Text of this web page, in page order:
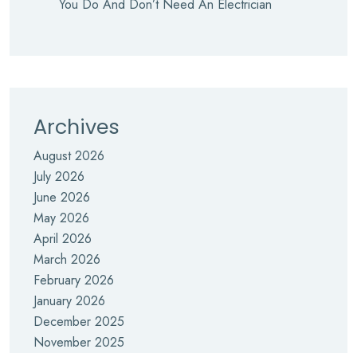
You Do And Don’t Need An Electrician
Archives
August 2026
July 2026
June 2026
May 2026
April 2026
March 2026
February 2026
January 2026
December 2025
November 2025